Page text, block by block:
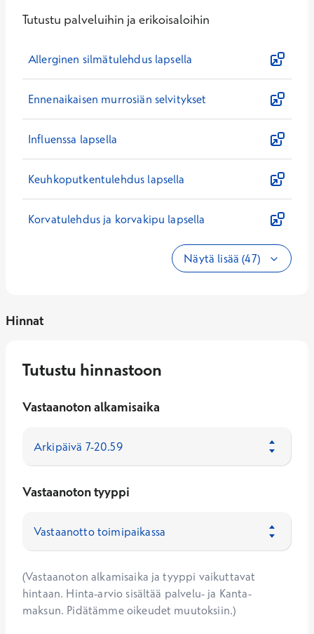
Tutustu palveluihin ja erikoisaloihin
Allerginen silmätulehdus lapsella
Ennenaikaisen murrosiän selvitykset
Influenssa lapsella
Keuhkoputkentulehdus lapsella
Korvatulehdus ja korvakipu lapsella
Näytä lisää (47)
Hinnat
Tutustu hinnastoon
Vastaanoton alkamisaika
Vastaanoton tyyppi
(Vastaanoton alkamisaika ja tyyppi vaikuttavat
hintaan. Hinta-arvio sisältää palvelu- ja Kanta-
maksun. Pidätämme oikeudet muutoksiin.)